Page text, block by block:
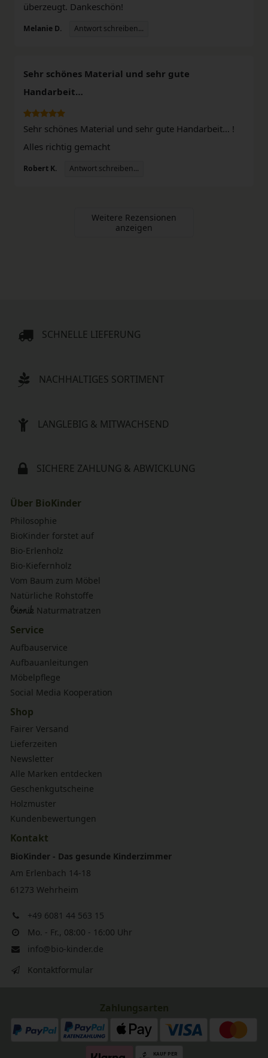
überzeugt. Dankeschön!
Melanie D. Antwort schreiben...
Sehr schönes Material und sehr gute
Handarbeit…
Sehr schönes Material und sehr gute Handarbeit… !
Alles richtig gemacht
Robert K. Antwort schreiben...
Weitere Rezensionen
anzeigen
SCHNELLE LIEFERUNG
NACHHALTIGES SORTIMENT
LANGLEBIG & MITWACHSEND
SICHERE ZAHLUNG & ABWICKLUNG
Über BioKinder
Philosophie
BioKinder forstet auf
Bio-Erlenholz
Bio-Kiefernholz
Vom Baum zum Möbel
Natürliche Rohstoffe
bionik Naturmatratzen
Service
Aufbauservice
Aufbauanleitungen
Möbelpflege
Social Media Kooperation
Shop
Fairer Versand
Lieferzeiten
Newsletter
Alle Marken entdecken
Geschenkgutscheine
Holzmuster
Kundenbewertungen
Kontakt
BioKinder - Das gesunde Kinderzimmer
Am Erlenbach 14-18
61273 Wehrheim
+49 6081 44 563 15
Mo. - Fr., 08:00 - 16:00 Uhr
info@bio-kinder.de
Kontaktformular
Zahlungsarten